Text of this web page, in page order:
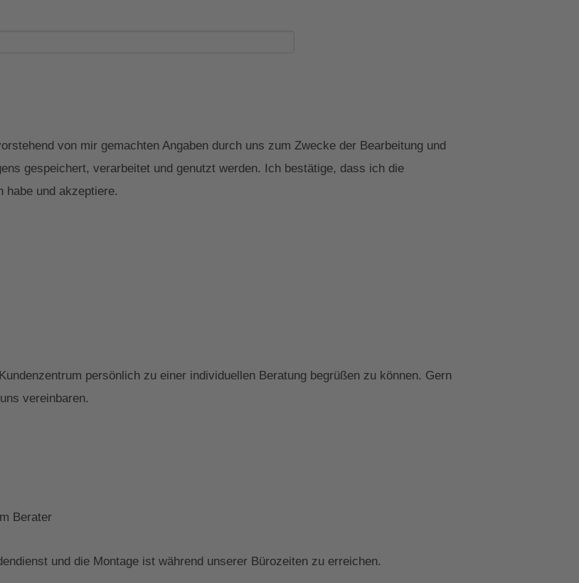
von mir gemachten Angaben durch uns zum Zwecke der Bearbeitung und
gespeichert, verarbeitet und genutzt werden. Ich bestätige, dass ich die
und akzeptiere.
persönlich zu einer individuellen Beratung begrüßen zu können. Gern
vereinbaren.
Berater
und die Montage ist während unserer Bürozeiten zu erreichen.